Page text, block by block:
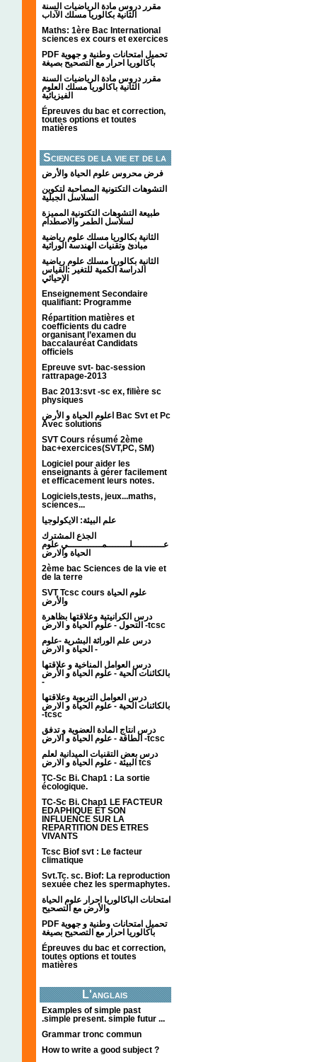
مقرر دروس مادة الرياضيات السنة
الثانية بكالوريا مسلك الآداب
Maths: 1ère Bac International
sciences ex cours et exercices
PDF تحميل امتحانات وطنية و جهوية
باكالوريا احرار مع التصحيح بصيغة
مقرر دروس مادة الرياضيات السنة
الثانية باكالوريا مسلك العلوم
الفيزيائية
Épreuves du bac et correction,
toutes options et toutes
matières
Sciences de la vie et de la
terre
فرض محروس علوم الحياة والأرض
التشوهات التكتونیة المصاحبة لتكوین
السلاسل الجبلیة
طبيعة التشوهات التكتونية المميزة
لسلاسل الطمر والاصطدام
الثانية بكالوريا مسلك علوم رياضية
مبادئ وتقنيات الهندسة الوراثية
الثانية بكالوريا مسلك علوم رياضية
الدراسة الكمية للتغير :القياس
الإحيائي
Enseignement Secondaire
qualifiant: Programme
Répartition matières et
coefficients du cadre
organisant l’examen du
baccalauréat Candidats
officiels
Epreuve svt- bac-session
rattrapage-2013
Bac 2013:svt -sc ex, filière sc
physiques
اعلوم الحياة و الأرض Bac Svt et Pc
Avec solutions
SVT Cours résumé 2ème
bac+exercices(SVT,PC, SM)
Logiciel pour aider les
enseignants à gérer facilement
et efficacement leurs notes.
Logiciels,tests, jeux...maths,
sciences...
علم البيئة: الايكولوجيا
الجذع المشترك
عـــــــــــلــــــــمــــــــــــي علوم
الحياة والارض
2ème bac Sciences de la vie et
de la terre
SVT Tcsc cours علوم الحياة
والأرض
درس الكرانيتية وعلاقتها بظاهرة
التحول - علوم الحياة و الارض -tcsc
درس علم الوراثة البشرية -علوم
الحياة و الارض -
درس العوامل المناخية و علاقتها
بالكائنات الحية - علوم الحياة و الأرض
-
درس العوامل التربوية وعلاقتها
بالكائنات الحية - علوم الحياة و الارض
-tcsc
درس انتاج المادة العضوية و تدفق
الطاقة - علوم الحياة و الارض -tcsc
درس بعض التقنيات الميدانية لعلم
البيئة - علوم الحياة و الارض tcs
TC-Sc Bi. Chap1 : La sortie
écologique.
TC-Sc Bi. Chap1 LE FACTEUR
EDAPHIQUE ET SON
INFLUENCE SUR LA
REPARTITION DES ETRES
VIVANTS
Tcsc Biof svt : Le facteur
climatique
Svt.Tc. sc. Biof: La reproduction
sexuée chez les spermaphytes.
امتحانات الباكالوريا احرار علوم الحياة
والأرض مع التصحيح
PDF تحميل امتحانات وطنية و جهوية
باكالوريا احرار مع التصحيح بصيغة
Épreuves du bac et correction,
toutes options et toutes
matières
L'anglais
Examples of simple past
.simple present. simple futur ...
Grammar tronc commun
How to write a good subject ?